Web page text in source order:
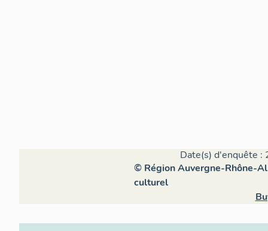
Date(s) d'enquête :
© Région Auvergne-Rhône-
culturel